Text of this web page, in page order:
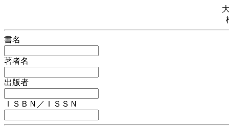
書名
著者名
出版者
ＩＳＢＮ／ＩＳＳＮ